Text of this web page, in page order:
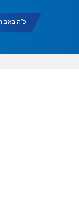
כ"ה באב תשפ"ו